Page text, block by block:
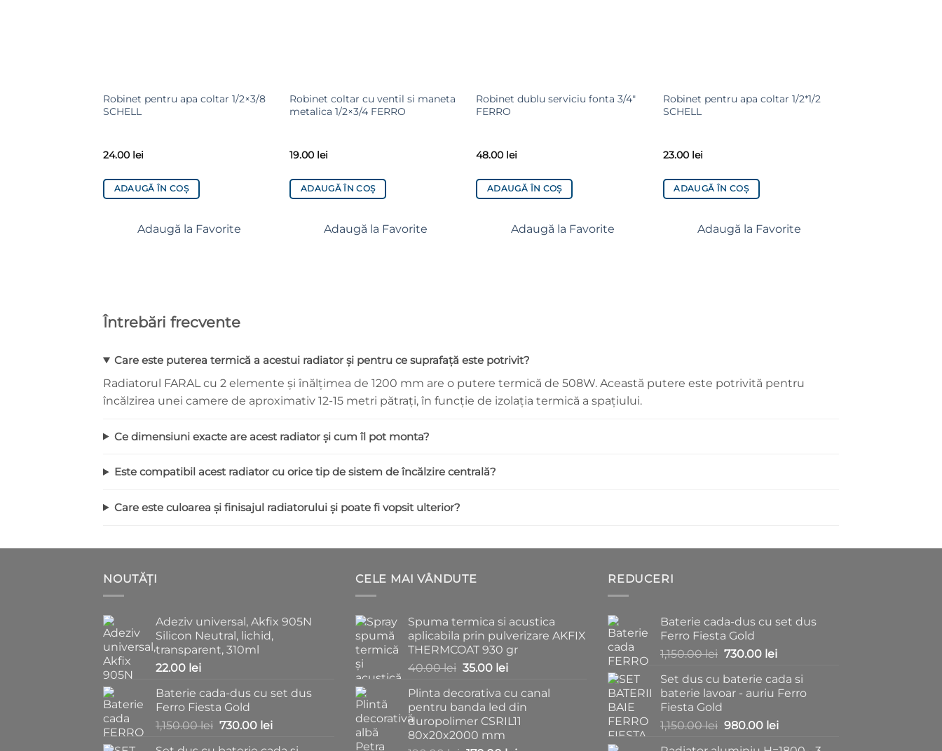
Robinet pentru apa coltar 1/2×3/8
SCHELL
24.00 lei
ADAUGĂ ÎN COȘ
Adaugă la Favorite
Robinet coltar cu ventil si maneta
metalica 1/2×3/4 FERRO
19.00 lei
ADAUGĂ ÎN COȘ
Adaugă la Favorite
Robinet dublu serviciu fonta 3/4″
FERRO
48.00 lei
ADAUGĂ ÎN COȘ
Adaugă la Favorite
Robinet pentru apa coltar 1/2*1/2
SCHELL
23.00 lei
ADAUGĂ ÎN COȘ
Adaugă la Favorite
Întrebări frecvente
Care este puterea termică a acestui radiator și pentru ce suprafață este potrivit?
Radiatorul FARAL cu 2 elemente și înălțimea de 1200 mm are o putere termică de 508W. Această putere este potrivită pentru
încălzirea unei camere de aproximativ 12-15 metri pătrați, în funcție de izolația termică a spațiului.
Ce dimensiuni exacte are acest radiator și cum îl pot monta?
Este compatibil acest radiator cu orice tip de sistem de încălzire centrală?
Care este culoarea și finisajul radiatorului și poate fi vopsit ulterior?
NOUTĂȚI
Adeziv universal, Akfix 905N
Silicon Neutral, lichid,
transparent, 310ml
22.00 lei
Baterie cada-dus cu set dus
Ferro Fiesta Gold
1,150.00lei Prețul
730.00 leiPrețul
CELE MAI VÂNDUTE
Spuma termica si acustica
aplicabila prin pulverizare AKFIX
THERMCOAT 930 gr
40.00lei Prețul
a
fost:
40.00 lei.
35.00 leiPrețul
este:
35.00 lei.
Plinta decorativa cu canal
pentru banda led din
duropolimer CSRIL11
80x20x2000 mm
REDUCERI
Baterie cada-dus cu set dus
Ferro Fiesta Gold
1,150.00lei Prețul
a
fost:
730.00 leiPrețul
este:
730.00 lei.
Set dus cu baterie cada si
baterie lavoar - auriu Ferro
Fiesta Gold
1,150.00lei Prețul
980.00 leiPrețul